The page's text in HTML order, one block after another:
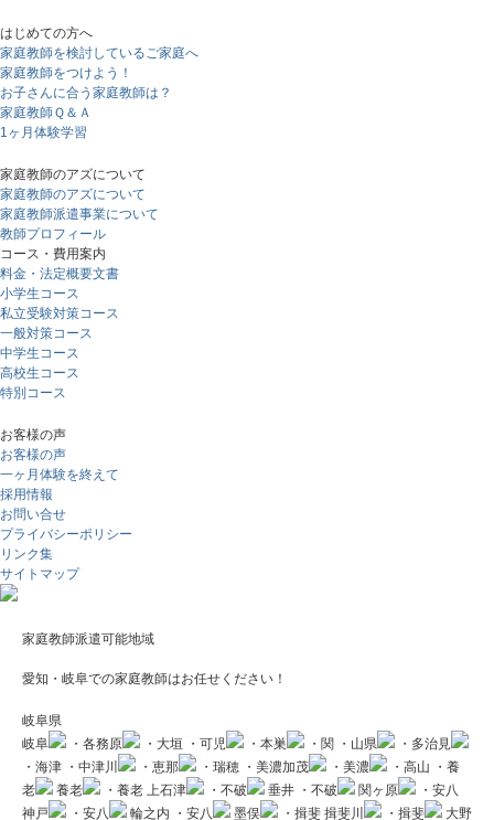
はじめての方へ
家庭教師を検討しているご家庭へ
家庭教師をつけよう！
お子さんに合う家庭教師は？
家庭教師Ｑ＆Ａ
1ヶ月体験学習
家庭教師のアズについて
家庭教師のアズについて
家庭教師派遣事業について
教師プロフィール
コース・費用案内
料金・法定概要文書
小学生コース
私立受験対策コース
一般対策コース
中学生コース
高校生コース
特別コース
お客様の声
お客様の声
一ヶ月体験を終えて
採用情報
お問い合せ
プライバシーポリシー
リンク集
サイトマップ
家庭教師派遣可能地域
愛知・岐阜での家庭教師はお任せください！
岐阜県
岐阜
・各務原 ・大垣 ・可児 ・本巣 ・関 ・山県
・多治見
・海津 ・中津川 ・恵那 ・瑞穂 ・美濃加茂 ・美濃 ・高山 ・養
老
養老 ・養老 上石津 ・不破 垂井 ・不破 関ヶ原
・安八
神戸
・安八 輪之内 ・安八 墨俣 ・揖斐 揖斐川 ・揖斐 大野